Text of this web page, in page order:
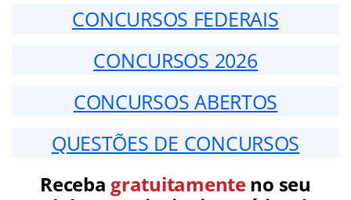
CONCURSOS FEDERAIS
CONCURSOS 2026
CONCURSOS ABERTOS
QUESTÕES DE CONCURSOS
Receba gratuitamenteno seu